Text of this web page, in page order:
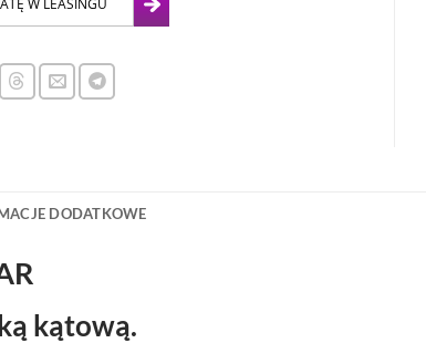
DODATKOWE
kątową.